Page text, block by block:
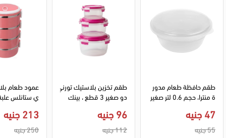
طقم حافظة طعام مدور
ة منترا، حجم 0.6 لتر صغير
47 جنيه
55 جنيه
طقم تخزين بلاستيك تورني
دو صغير 3 قطع ، بينك
96 جنيه
112 جنيه
عمود طعام
ي ستانلس
ك، 040
213 جنيه
250 جنيه